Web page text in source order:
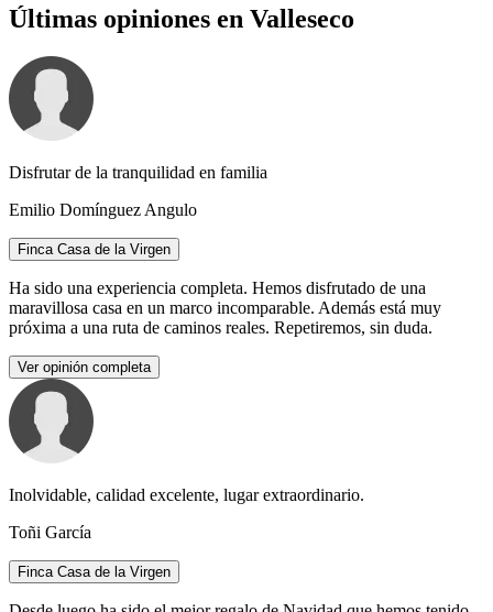
Últimas opiniones en Valleseco
Disfrutar de la tranquilidad en familia
Emilio Domínguez Angulo
Finca Casa de la Virgen
Ha sido una experiencia completa. Hemos disfrutado de una
maravillosa casa en un marco incomparable. Además está muy
próxima a una ruta de caminos reales. Repetiremos, sin duda.
Ver opinión completa
Inolvidable, calidad excelente, lugar extraordinario.
Toñi García
Finca Casa de la Virgen